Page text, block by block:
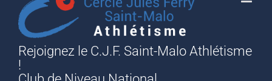
Rejoignez le C.J.F. Saint-Malo Athlétisme
!